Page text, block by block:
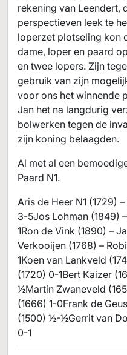
rekening van Leendert,
perspectieven leek te
loperzet plotseling kon
dame, loper en paard
en twee lopers. Zijn
gebruik van zijn
voor ons het winnende
Jan het na langdurig
bolwerken tegen de
zijn koning belaagden.
Al met al een
Paard N1.
Aris de Heer N1 (1729)
3-5Jos Lohman (1849)
1Ron de Vink (1890) –
Verkooijen (1768) –
1Koen van Lankveld
(1720) 0-1Bert Kaizer
½Martin Zwaneveld
(1666) 1-0Frank de
(1500) ½-½Gerrit van
0-1